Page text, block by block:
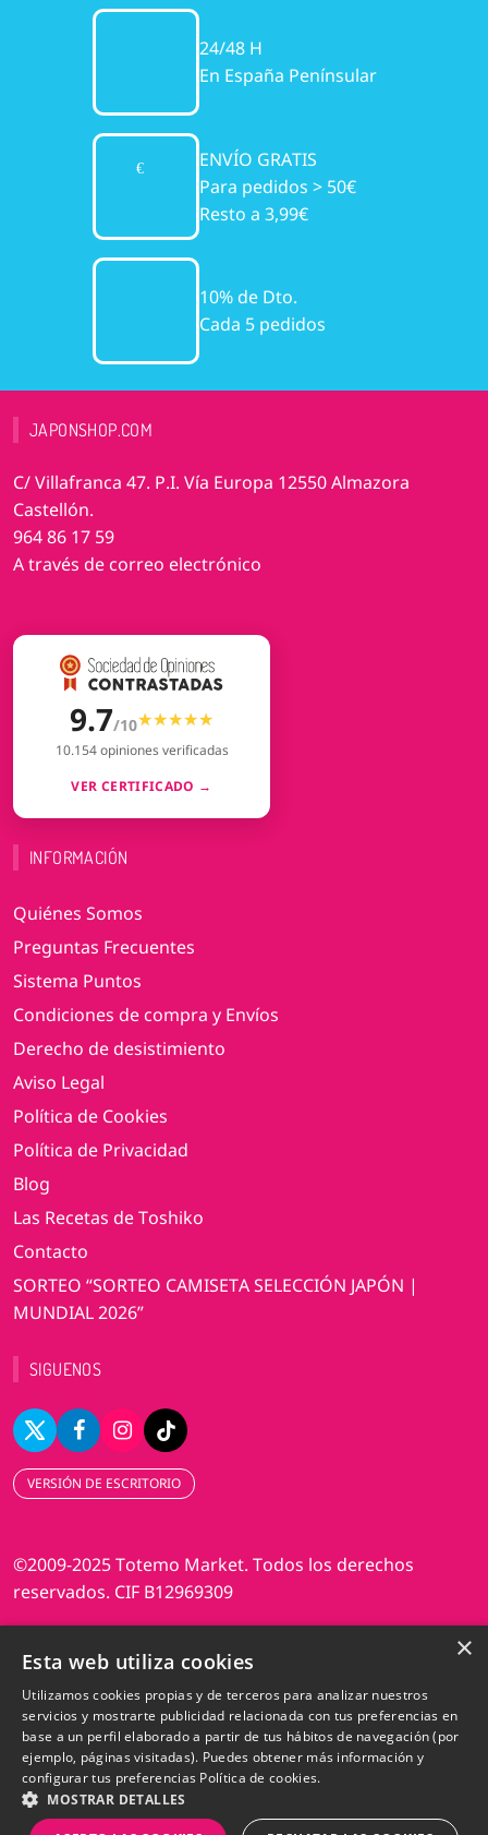
24/48 H
En España Penínsular
ENVÍO GRATIS
Para pedidos > 50€
Resto a 3,99€
10% de Dto.
Cada 5 pedidos
JAPONSHOP.COM
C/ Villafranca 47. P.I. Vía Europa 12550 Almazora
Castellón.
964 86 17 59
A través de correo electrónico
9.7/10★★★★★
★★★★★
10.154 opiniones verificadas
VER CERTIFICADO →
INFORMACIÓN
Quiénes Somos
Preguntas Frecuentes
Sistema Puntos
Condiciones de compra y Envíos
Derecho de desistimiento
Aviso Legal
Política de Cookies
Política de Privacidad
Blog
Las Recetas de Toshiko
Contacto
SORTEO “SORTEO CAMISETA SELECCIÓN JAPÓN |
MUNDIAL 2026”
SIGUENOS
VERSIÓN DE ESCRITORIO
©2009-2025 Totemo Market. Todos los derechos
reservados. CIF B12969309
×
Esta web utiliza cookies
Utilizamos cookies propias y de terceros para analizar nuestros
servicios y mostrarte publicidad relacionada con tus preferencias en
base a un perfil elaborado a partir de tus hábitos de navegación (por
ejemplo, páginas visitadas). Puedes obtener más información y
configurar tus preferencias Política de cookies.
MOSTRAR DETALLES